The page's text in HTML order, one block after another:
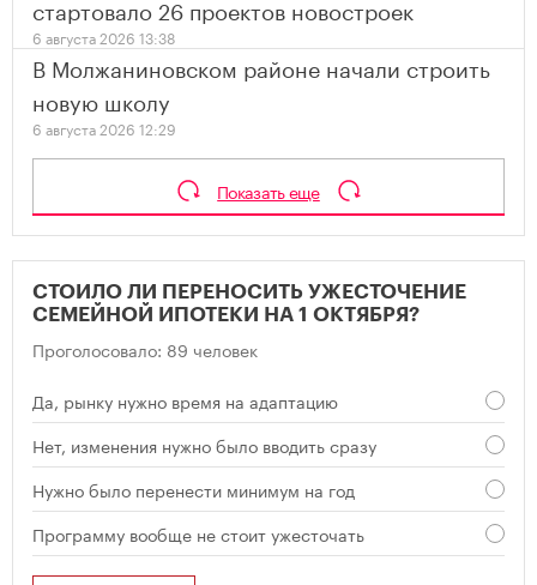
стартовало 26 проектов новостроек
6 августа 2026 13:38
В Молжаниновском районе начали строить
новую школу
6 августа 2026 12:29
Показать еще
СТОИЛО ЛИ ПЕРЕНОСИТЬ УЖЕСТОЧЕНИЕ
СЕМЕЙНОЙ ИПОТЕКИ НА 1 ОКТЯБРЯ?
Проголосовало: 89 человек
Да, рынку нужно время на адаптацию
Нет, изменения нужно было вводить сразу
Нужно было перенести минимум на год
Программу вообще не стоит ужесточать